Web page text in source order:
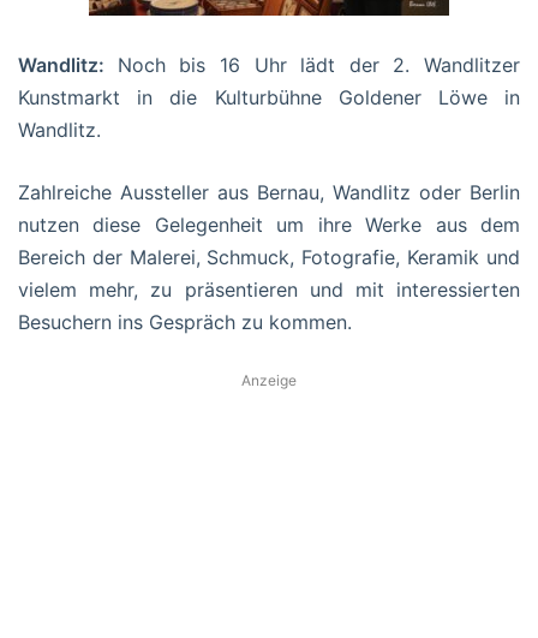
Wandlitz: Noch bis 16 Uhr lädt der 2. Wandlitzer
Kunstmarkt in die Kulturbühne Goldener Löwe in
Wandlitz.
Zahlreiche Aussteller aus Bernau, Wandlitz oder Berlin
nutzen diese Gelegenheit um ihre Werke aus dem
Bereich der Malerei, Schmuck, Fotografie, Keramik und
vielem mehr, zu präsentieren und mit interessierten
Besuchern ins Gespräch zu kommen.
Anzeige